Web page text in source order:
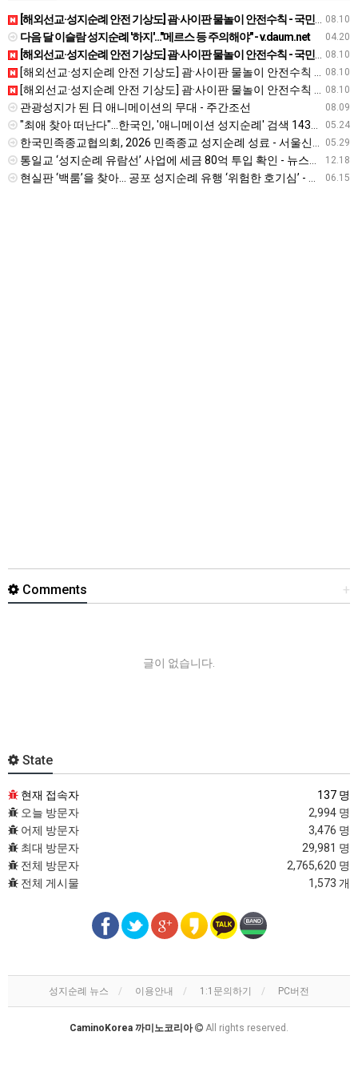
08.10
[해외선교·성지순례 안전 기상도] 괌·사이판 물놀이 안전수칙 - 국민일보
04.20
다음 달 이슬람 성지순례 '하지'…"메르스 등 주의해야" - v.daum.net
08.10
[해외선교·성지순례 안전 기상도] 괌·사이판 물놀이 안전수칙 - 국민일보
08.10
[해외선교·성지순례 안전 기상도] 괌·사이판 물놀이 안전수칙 - 국민일보
08.10
[해외선교·성지순례 안전 기상도] 괌·사이판 물놀이 안전수칙 - 국민일보
08.09
관광성지가 된 日 애니메이션의 무대 - 주간조선
05.24
"최애 찾아 떠난다"…한국인, '애니메이션 성지순례' 검색 143% 급증 - 뉴시스
05.29
한국민족종교협의회, 2026 민족종교 성지순례 성료 - 서울신문
12.18
통일교 ‘성지순례 유람선’ 사업에 세금 80억 투입 확인 - 뉴스타파
06.15
현실판 ‘백룸’을 찾아… 공포 성지순례 유행 ‘위험한 호기심’ - 경인일보
+
Comments
글이 없습니다.
State
현재 접속자
137 명
오늘 방문자
2,994 명
어제 방문자
3,476 명
최대 방문자
29,981 명
전체 방문자
2,765,620 명
전체 게시물
1,573 개
성지순례 뉴스 이용안내 1:1문의하기 PC버전
CaminoKorea 까미노코리아 All rights reserved.